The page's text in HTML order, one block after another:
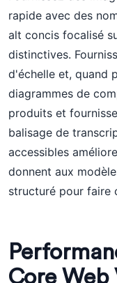
rapide avec des
alt concis focalisé
distinctives.
d'échelle et, quand
diagrammes de
produits et
balisage de
accessibles
donnent aux
structuré pour faire
Core Web